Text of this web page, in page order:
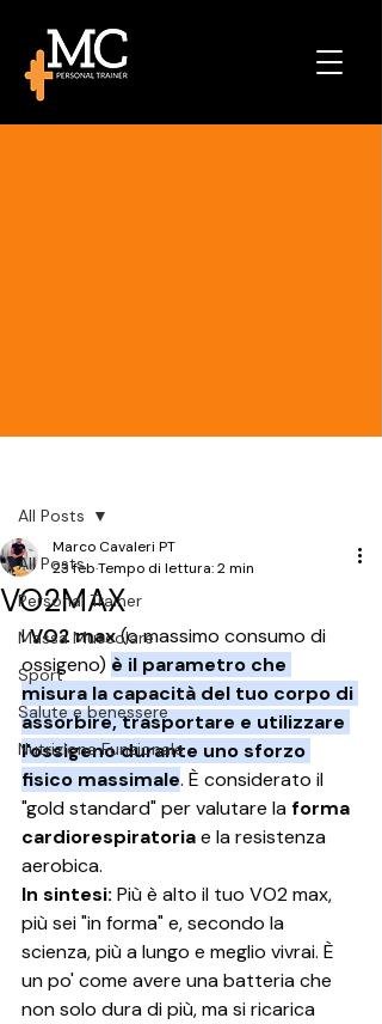
All Posts
Personal Trainer
Massa Muscolare
Sport
Salute e benessere
Nutrizione Funzionale
All Posts
VO2MAX
Marco Cavaleri PT
23 febTempo di lettura: 2 min
l VO2 max (o massimo consumo di
ossigeno) è il parametro che
misura la capacità del tuo corpo di
assorbire, trasportare e utilizzare
l'ossigeno durante uno sforzo
fisico massimale. È considerato il
"gold standard" per valutare la forma
cardiorespiratoria e la resistenza
aerobica.
In sintesi: Più è alto il tuo VO2 max,
più sei "in forma" e, secondo la
scienza, più a lungo e meglio vivrai. È
un po' come avere una batteria che
non solo dura di più, ma si ricarica